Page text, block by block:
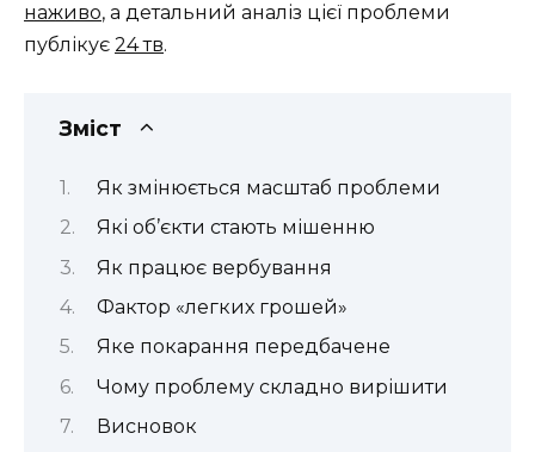
наживо, а детальний аналіз цієї проблеми
публікує 24 тв.
Зміст
Як змінюється масштаб проблеми
Які об’єкти стають мішенню
Як працює вербування
Фактор «легких грошей»
Яке покарання передбачене
Чому проблему складно вирішити
Висновок